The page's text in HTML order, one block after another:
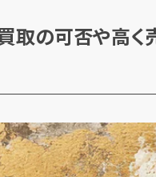
取の可否や高